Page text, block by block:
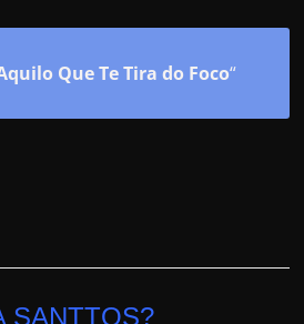
Que Te Tira do Foco“
SANTTOS?